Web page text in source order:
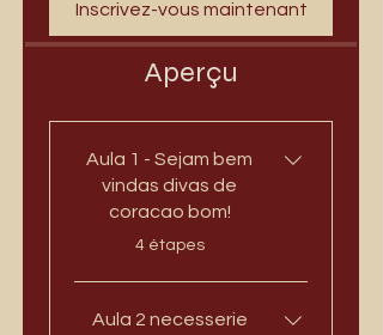
Inscrivez-vous maintenant
Aperçu
Aula 1 - Sejam bem
vindas divas de
coracao bom!
.
4 étapes
Aula 2 necesserie